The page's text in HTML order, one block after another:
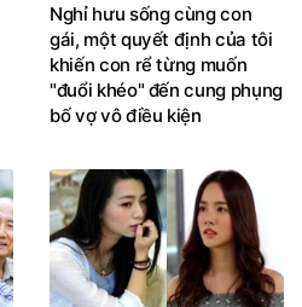
Nghỉ hưu sống cùng con
gái, một quyết định của tôi
khiến con rể từng muốn
"đuổi khéo" đến cung phụng
bố vợ vô điều kiện